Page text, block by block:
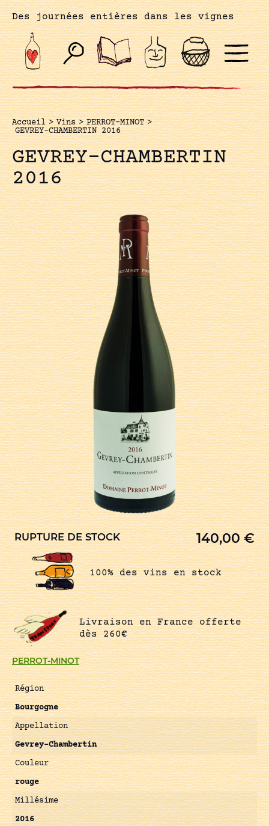
Des journées entières dans les vignes
Accueil > Vins > PERROT-MINOT >
GEVREY-CHAMBERTIN 2016
GEVREY-CHAMBERTIN
2016
PERROT-MINOT
Région
Bourgogne
Appellation
Gevrey-Chambertin
Couleur
rouge
Millésime
2016
RUPTURE DE STOCK 140,00€
100% des vins en stock
Livraison en France offerte
dès 260€